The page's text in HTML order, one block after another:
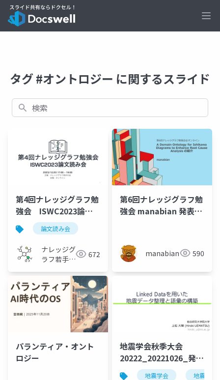
タグ #オントロジー に関するスライド
検索
第4回ナレッジグラフ勉
強会 ISWC2023論文
読み会 論文読み会
ナレッジグ
ラフ若手の
672
第6回ナレッジグラフ勉
強会 manabian 発表資
manabian 590
パランティア・オント
ロジー
地震学会秋季大会
20222_20221026_発表
スライド_uematsu
地震学会 地震学会